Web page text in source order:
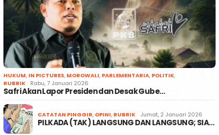
HUKUM, IN PICTURES, MOROWALI, PARLEMENTARIA, POLITIK,
RUBRIK
Rabu, 7 Januari 2026
Safri Akan Lapor Presiden dan Desak Gube…
CATATAN PINGGIR, OPINI, RUBRIK Jumat, 2 Januari 2026
PILKADA (TAK) LANGSUNG DAN LANGSUNG; SIA…